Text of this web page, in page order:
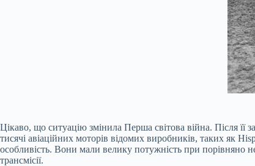
Цікаво, що ситуацію змінила Перша світова війна. Після її
тисячі авіаційних моторів відомих виробників, таких як
особливість. Вони мали велику потужність при порівняно
трансмісії.